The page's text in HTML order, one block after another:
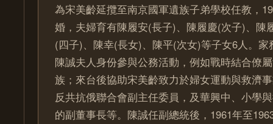
為宋美齡延攬至南京國軍遺族子弟學校任教，
婚，夫婦育有陳履安(長子)、陳履慶(次子)、陳
(四子)、陳幸(長女)、陳平(次女)等子女6人。
陳誠夫人身份參與公務活動，例如戰時結合僚
族；來台後協助宋美齡致力於婦女運動與救濟
反共抗俄聯合會副主任委員，及華興中、小學
的副董事長等。陳誠任副總統後，1961年至